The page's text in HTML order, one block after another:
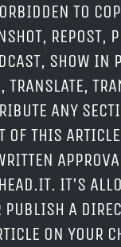
TO
REPOST,
SHOW IN
TRANSLATE,
ANY
OF THIS
IT'S
PUBLISH A
ON YOUR